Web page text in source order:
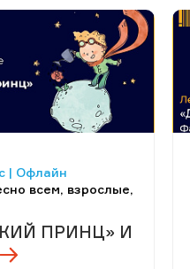
| Офлайн
всем, взрослые,
ПРИНЦ» И